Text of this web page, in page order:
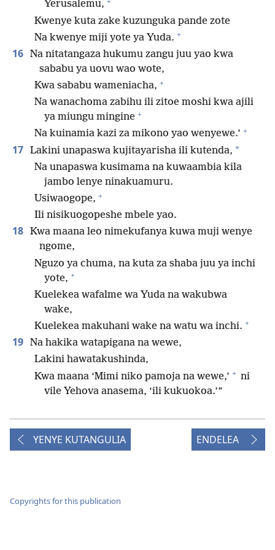
Yerusalemu,
Kwenye kuta zake kuzunguka pande zote
Na kwenye miji yote ya Yuda. +
16 Na nitatangaza hukumu zangu juu yao kwa
sababu ya uovu wao wote,
Kwa sababu wameniacha, +
Na wanachoma zabihu ili zitoe moshi kwa ajili
ya miungu mingine +
Na kuinamia kazi za mikono yao wenyewe.’ +
17 Lakini unapaswa kujitayarisha ili kutenda, *
Na unapaswa kusimama na kuwaambia kila
jambo lenye ninakuamuru.
Usiwaogope, +
Ili nisikuogopeshe mbele yao.
18 Kwa maana leo nimekufanya kuwa muji wenye
ngome,
Nguzo ya chuma, na kuta za shaba juu ya inchi
yote, +
Kuelekea wafalme wa Yuda na wakubwa
wake,
Kuelekea makuhani wake na watu wa inchi. +
19 Na hakika watapigana na wewe,
Lakini hawatakushinda,
Kwa maana ‘Mimi niko pamoja na wewe,’ + ni
vile Yehova anasema, ‘ili kukuokoa.’”
YENYE KUTANGULIA ENDELEA
Copyrights for this publication